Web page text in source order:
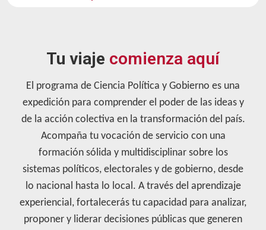
Tu viaje comienza aquí
El programa de Ciencia Política y Gobierno es una
expedición para comprender el poder de las ideas y
de la acción colectiva en la transformación del país.
Acompaña tu vocación de servicio con una
formación sólida y multidisciplinar sobre los
sistemas políticos, electorales y de gobierno, desde
lo nacional hasta lo local. A través del aprendizaje
experiencial, fortalecerás tu capacidad para analizar,
proponer y liderar decisiones públicas que generen